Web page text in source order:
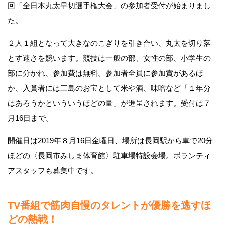
回「全日本丸太早切選手権大会」の参加者受付が始まりまし
た。
２人１組となって大きなのこぎりを引き合い、丸太を切り落
とす速さを競います。競技は一般の部、女性の部、小学生の
部に分かれ、参加費は無料。参加者全員に参加賞があるほ
か、入賞者には三島のお宝として米や酒、味噌など「１年分
はあろうかといういうほどの量」が進呈されます。受付は７
月16日まで。
開催日は2019年８月16日金曜日、場所は長岡駅から車で20分
ほどの〈長岡市みしま体育館〉駐車場特設会場。ボランティ
アスタッフも募集中です。
TV番組で筋肉自慢のタレントが優勝を逃すほ
どの熱戦！